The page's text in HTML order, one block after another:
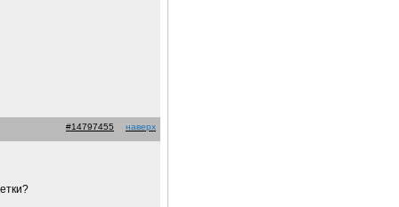
#14797455 наверх